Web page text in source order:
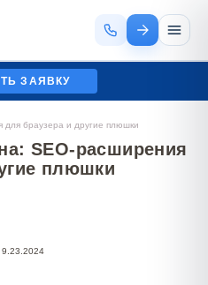
ЗАЯВКУ
браузера и другие плюшки
SEO-расширения
плюшки